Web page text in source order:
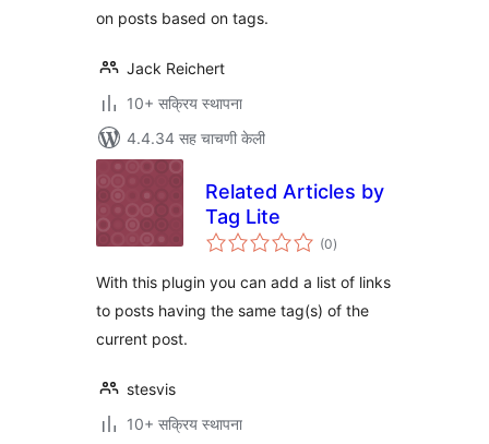
on posts based on tags.
Jack Reichert
10+ सक्रिय स्थापना
4.4.34 सह चाचणी केली
Related Articles by
Tag Lite
(0एकूण
मूल्यांकन
)
With this plugin you can add a list of links
to posts having the same tag(s) of the
current post.
stesvis
10+ सक्रिय स्थापना